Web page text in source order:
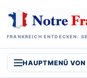
FRANKREICH ENTDECKEN:
HAUPTMENÜ